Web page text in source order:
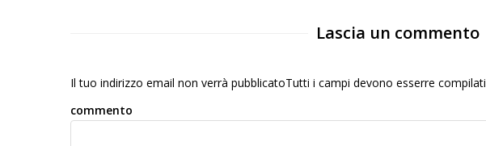
Lascia un commento
Il tuo indirizzo email non verrà pubblicatoTutti i campi devono esserre compilati
commento